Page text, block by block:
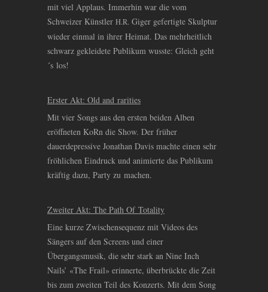
mit viel Applaus. Immerhin war die vom
Schweizer Künstler H.R. Giger gefertigte Skulptur
wieder einmal in ihrer Heimat. Das mehrheitlich
schwarz gekleidete Publikum wusste: Gleich geht
´s los!
Erster Akt: Old and rarities
Mit vier Songs aus den ersten beiden Alben
eröffneten KoRn die Show. Der früher
dauerdepressive Jonathan Davis machte einen sehr
fröhlichen Eindruck und animierte das Publikum
kräftig dazu, Party zu machen.
Zweiter Akt: The Path Of Totality
Eine kurze Zwischensequenz mit Videos des
Sängers auf den Screens und einer
Übergangsmusik, die sehr stark an Nine Inch
Nails’ «The Frail» erinnerte, überbrückte die Zeit
bis zum zweiten Teil des Konzerts. Mit dem Song